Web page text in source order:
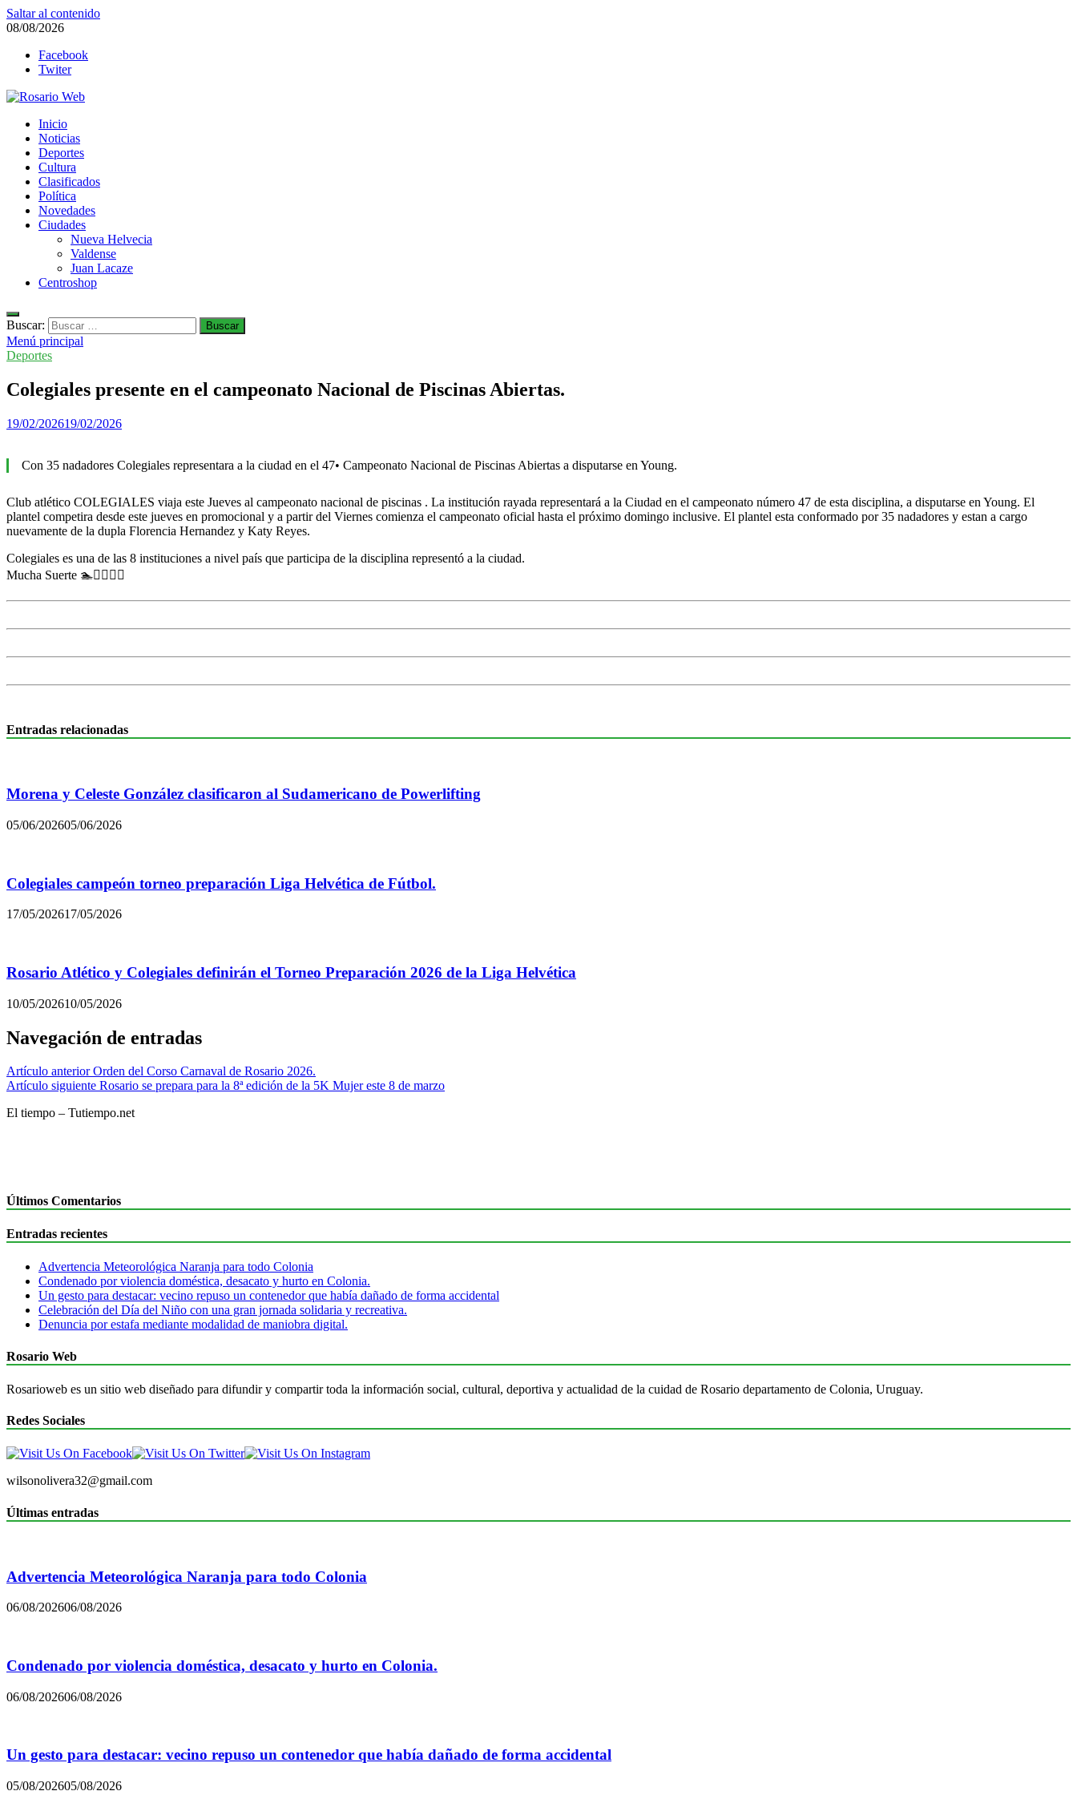
Saltar al contenido
08/08/2026
Facebook
Twiter
Rosario Web
Todas la noticias de Rosario y la zona
Inicio
Noticias
Deportes
Cultura
Clasificados
Política
Novedades
Ciudades
Nueva Helvecia
Valdense
Juan Lacaze
Centroshop
Buscar:
Menú principal
Deportes
Colegiales presente en el campeonato Nacional de Piscinas Abiertas.
19/02/202619/02/2026
Con 35 nadadores Colegiales representara a la ciudad en el 47• Campeonato Nacional de Piscinas Abiertas a disputarse en Young.
Club atlético COLEGIALES viaja este Jueves al campeonato nacional de piscinas . La institución rayada representará a la Ciudad en el campeonato número 47 de esta disciplina, a disputarse en Young. El
plantel competira desde este jueves en promocional y a partir del Viernes comienza el campeonato oficial hasta el próximo domingo inclusive. El plantel esta conformado por 35 nadadores y estan a cargo
nuevamente de la dupla Florencia Hernandez y Katy Reyes.
Colegiales es una de las 8 instituciones a nivel país que participa de la disciplina representó a la ciudad.
Mucha Suerte 🏊🏊‍♀️🏊‍♂️
Entradas relacionadas
Morena y Celeste González clasificaron al Sudamericano de Powerlifting
05/06/202605/06/2026
Colegiales campeón torneo preparación Liga Helvética de Fútbol.
17/05/202617/05/2026
Rosario Atlético y Colegiales definirán el Torneo Preparación 2026 de la Liga Helvética
10/05/202610/05/2026
Navegación de entradas
Artículo anterior Orden del Corso Carnaval de Rosario 2026.
Artículo siguiente Rosario se prepara para la 8ª edición de la 5K Mujer este 8 de marzo
El tiempo – Tutiempo.net
Últimos Comentarios
Entradas recientes
Advertencia Meteorológica Naranja para todo Colonia
Condenado por violencia doméstica, desacato y hurto en Colonia.
Un gesto para destacar: vecino repuso un contenedor que había dañado de forma accidental
Celebración del Día del Niño con una gran jornada solidaria y recreativa.
Denuncia por estafa mediante modalidad de maniobra digital.
Rosario Web
Rosarioweb es un sitio web diseñado para difundir y compartir toda la información social, cultural, deportiva y actualidad de la cuidad de Rosario departamento de Colonia, Uruguay.
Redes Sociales
wilsonolivera32@gmail.com
Últimas entradas
Advertencia Meteorológica Naranja para todo Colonia
06/08/202606/08/2026
Condenado por violencia doméstica, desacato y hurto en Colonia.
06/08/202606/08/2026
Un gesto para destacar: vecino repuso un contenedor que había dañado de forma accidental
05/08/202605/08/2026